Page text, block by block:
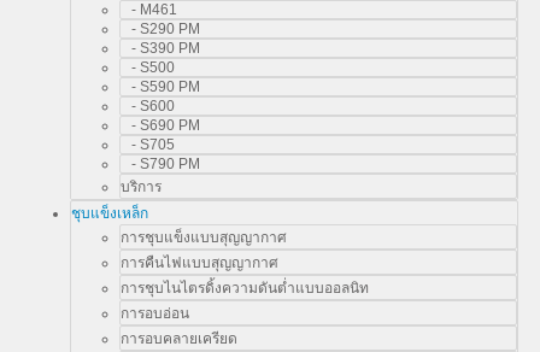
- M461
- S290 PM
- S390 PM
- S500
- S590 PM
- S600
- S690 PM
- S705
- S790 PM
บริการ
ชุบแข็งเหล็ก
การชุบแข็งแบบสุญญากาศ
การคืนไฟแบบสุญญากาศ
การชุบไนไตรดิ้งความดันต่ำแบบออลนิท
การอบอ่อน
การอบคลายเครียด